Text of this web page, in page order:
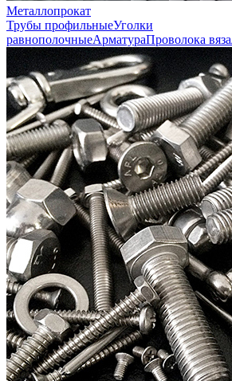
Металлопрокат
Трубы профильныеУголки
равнополочныеАрматураПроволока